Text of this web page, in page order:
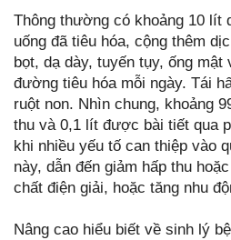
Thông thường có khoảng 10 lít
uống đã tiêu hóa, cộng thêm
bọt, dạ dày, tuyến tụy, ống mật
đường tiêu hóa mỗi ngày. Tái
ruột non. Nhìn chung, khoảng
thu và 0,1 lít được bài tiết qua
khi nhiều yếu tố can thiệp vào
này, dẫn đến giảm hấp thu
chất điện giải, hoặc tăng nhu
Nâng cao hiểu biết về sinh lý